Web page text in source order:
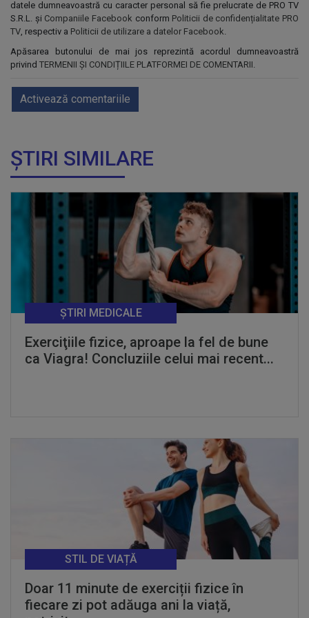
datele dumneavoastră cu caracter personal să fie prelucrate de PRO TV
S.R.L. și Companiile Facebook conform Politicii de confidențialitate PRO
TV, respectiv a Politicii de utilizare a datelor Facebook.
Apăsarea butonului de mai jos reprezintă acordul dumneavoastră
privind TERMENII ȘI CONDIȚIILE PLATFORMEI DE COMENTARII.
Activează comentariile
ȘTIRI SIMILARE
Exerciţiile fizice, aproape la fel de bune
ca Viagra! Concluziile celui mai recent...
ȘTIRI MEDICALE
Doar 11 minute de exerciții fizice în
fiecare zi pot adăuga ani la viață,
STIL DE VIAȚĂ